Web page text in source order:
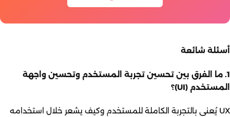
أسئلة شائعة
1. ما الفرق بين تحسين تجربة المستخدم وتحسين واجهة
المستخدم (UI)؟
UX يُعنى بالتجربة الكاملة للمستخدم وكيف يشعر خلال استخدامه